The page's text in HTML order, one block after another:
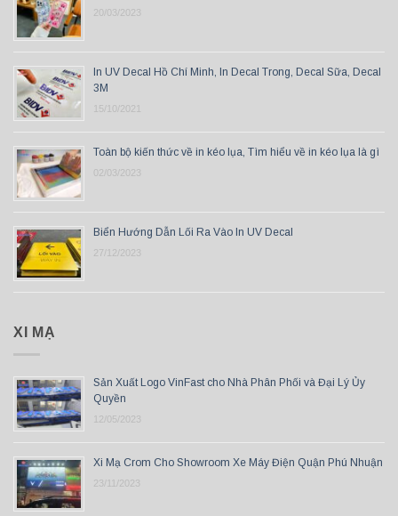
20/03/2023
In UV Decal Hồ Chí Minh, In Decal Trong, Decal Sữa, Decal
3M
15/10/2021
Toàn bộ kiến thức về in kéo lụa, Tìm hiểu về in kéo lụa là gì
02/03/2023
Biển Hướng Dẫn Lối Ra Vào In UV Decal
27/12/2023
XI MẠ
Sản Xuất Logo VinFast cho Nhà Phân Phối và Đại Lý Ủy
Quyền
12/05/2023
Xi Mạ Crom Cho Showroom Xe Máy Điện Quận Phú Nhuận
23/11/2023